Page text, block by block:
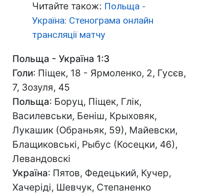
Читайте також: Польща -
Україна: Стенограма онлайн
трансляції матчу
Польща - Україна 1:3
Голи: Піщек, 18 - Ярмоленко, 2, Гусєв,
7, Зозуля, 45
Польща: Боруц, Піщек, Глік,
Василевськи, Беніш, Крыховяк,
Лукашик (Обраньяк, 59), Майевски,
Блащиковські, Рыбус (Косецки, 46),
Левандовскі
Україна: Пятов, Федецький, Кучер,
Хачеріді, Шевчук, Степаненко